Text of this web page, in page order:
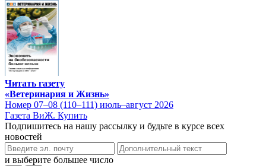
Читать газету
«Ветеринария и Жизнь»
Номер 07–08 (110–111) июль–август 2026
Газета ВиЖ. Купить
Подпишитесь на нашу рассылку и будьте в курсе всех
новостей
и выберите большее число